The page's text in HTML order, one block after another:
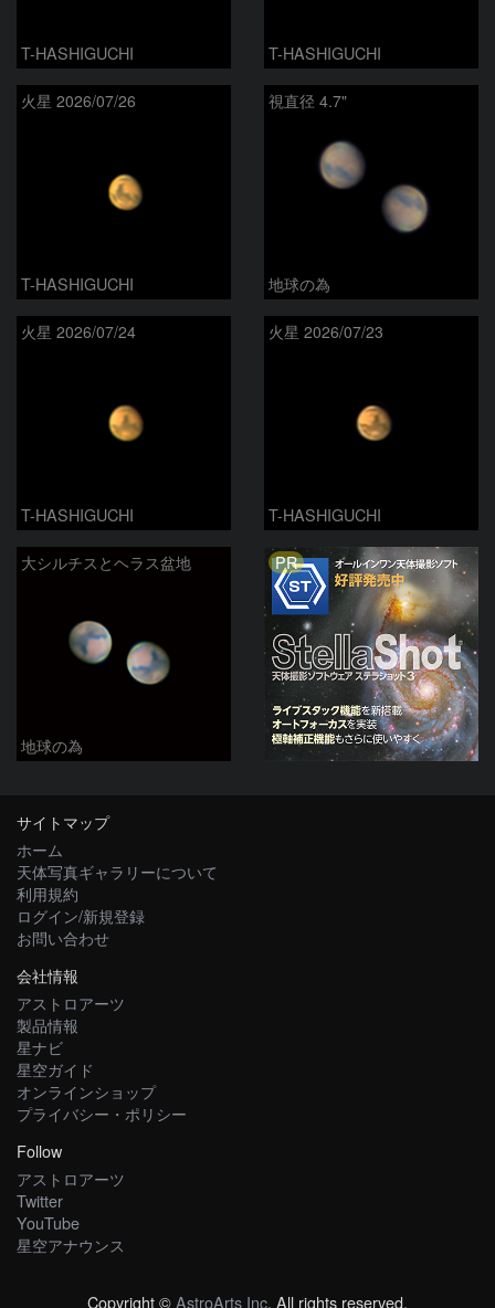
T-HASHIGUCHI T-HASHIGUCHI
火星 2026/07/26
T-HASHIGUCHI
視直径 4.7"
地球の為
火星 2026/07/24
T-HASHIGUCHI
火星 2026/07/23
T-HASHIGUCHI
大シルチスとヘラス盆地
地球の為
PR
サイトマップ
ホーム
天体写真ギャラリーについて
利用規約
ログイン/新規登録
お問い合わせ
会社情報
アストロアーツ
製品情報
星ナビ
星空ガイド
オンラインショップ
プライバシー・ポリシー
Follow
アストロアーツ
Twitter
YouTube
星空アナウンス
Copyright ©AstroArts Inc. All rights reserved.